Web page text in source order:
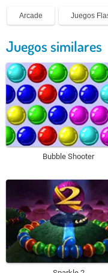
Arcade Juegos
Juegos similares
Bubble Shooter